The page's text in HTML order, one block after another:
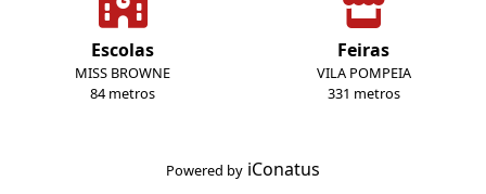
Escolas
MISS BROWNE
84 metros
Feiras
VILA POMPEIA
331 metros
Powered by iConatus